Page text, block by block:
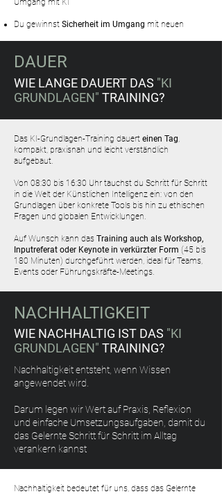
Umgang mit KI
Du gewinnst Sicherheit im Umgang mit neuen
DAUER
WIE LANGE DAUERT DAS "KI
GRUNDLAGEN" TRAINING?
Das KI-Grundlagen-Training dauert einen Tag,
kompakt, praxisnah und leicht verständlich
aufgebaut.
Von 08:30 bis 16:30 Uhr tauchst du Schritt für Schritt
in die Welt der Künstlichen Intelligenz ein: von den
Grundlagen über konkrete Tools bis hin zu ethischen
Fragen und globalen Entwicklungen.
Auf Wunsch kann das Training auch als Workshop,
Inputreferat oder Keynote in verkürzter Form (45 bis
180 Minuten) durchgeführt werden, ideal für Teams,
Events oder Führungskräfte-Meetings.
NACHHALTIGKEIT
WIE NACHHALTIG IST DAS "KI
GRUNDLAGEN" TRAINING?
Nachhaltigkeit entsteht, wenn Wissen
angewendet wird.
Darum legen wir Wert auf Praxis, Reflexion
und einfache Umsetzungsaufgaben, damit du
das Gelernte Schritt für Schritt im Alltag
verankern kannst
Nachhaltigkeit bedeutet für uns, dass das Gelernte